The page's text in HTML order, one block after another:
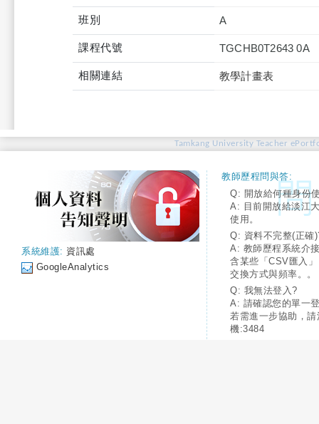
班別 A
課程代號 TGCHB0T2643 0A
相關連結 教學計畫表
Tamkang University Teacher
系統維護: 資訊處
GoogleAnalytics
教師歷程問與答:
Q: 開放給何種身份
A: 目前開放給淡江
使用。
Q: 資料不完整(正確
A: 教師歷程系統介
含某些「CSV匯入
交換方式與頻率。。
Q: 我無法登入?
A: 請確認您的單一
若需進一步協助，
機:3484